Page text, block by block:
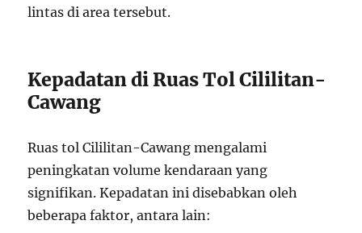
lintas di area tersebut.
Kepadatan di Ruas Tol Cililitan-
Cawang
Ruas tol Cililitan-Cawang mengalami
peningkatan volume kendaraan yang
signifikan. Kepadatan ini disebabkan oleh
beberapa faktor, antara lain: